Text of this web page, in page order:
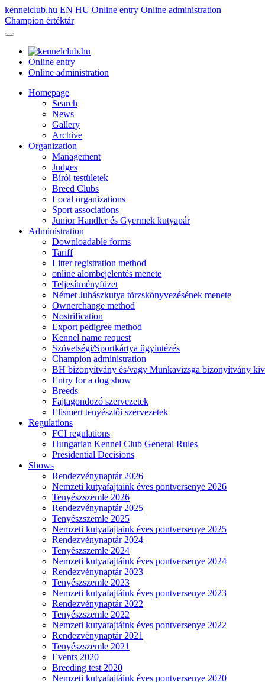
kennelclub.hu EN HU Online entry Online administration
Champion értéktár
Online entry
Online administration
Homepage
Search
News
Gallery
Archive
Organization
Management
Judges
Bírói testületek
Breed Clubs
Local organizations
Sport associations
Junior Handler és Gyermek kutyapár
Administration
Downloadable forms
Tariff
Litter registration method
online alombejelentés menete
Teljesítményfüzet
Német Juhászkutya törzskönyvezésének menete
Ownerchange method
Nostrification
Export pedigree method
Kennel name request
Szövetségi/Sportkártya ügyintézés
Champion administration
BH bizonyítvány és/vagy Munkavizsga bizonyítvány
Entry for a dog show
Breeds
Fajtagondozó szervezetek
Elismert tenyésztői szervezetek
Regulations
FCI regulations
Hungarian Kennel Club General Rules
Presidential Decisions
Shows
Rendezvénynaptár 2026
Nemzeti kutyafajtaink éves pontversenye 2026
Tenyészszemle 2026
Rendezvénynaptár 2025
Tenyészszemle 2025
Nemzeti kutyafajtaink éves pontversenye 2025
Rendezvénynaptár 2024
Tenyészszemle 2024
Nemzeti kutyafajtáink éves pontversenye 2024
Rendezvénynaptár 2023
Tenyészszemle 2023
Nemzeti kutyafajtáink éves pontversenye 2023
Rendezvénynaptár 2022
Tenyészszemle 2022
Nemzeti kutyafajtáink éves pontversenye 2022
Rendezvénynaptár 2021
Tenyészszemle 2021
Events 2020
Breeding test 2020
Nemzeti kutyafajtáink éves pontversenye 2020